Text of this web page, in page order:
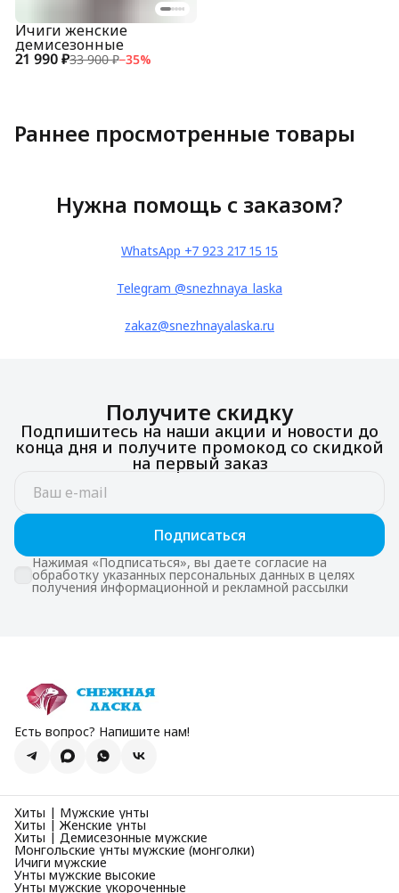
21 990 ₽33 900 ₽−35%
Ичиги женские
демисезонные
Раннее просмотренные товары
Нужна помощь с заказом?
WhatsApp +7 923 217 15 15
Telegram @snezhnaya_laska
zakaz@snezhnayalaska.ru
Получите скидку
Подпишитесь на наши акции и новости до
конца дня и получите промокод со скидкой
на первый заказ
Подписаться
Нажимая «Подписаться», вы даете согласие на
обработку указанных персональных данных в целях
получения информационной и рекламной рассылки
Есть вопрос? Напишите нам!
Хиты | Мужские унты
Хиты | Женские унты
Хиты | Демисезонные мужские
Монгольские унты мужские (монголки)
Ичиги мужские
Унты мужские высокие
Унты мужские укороченные